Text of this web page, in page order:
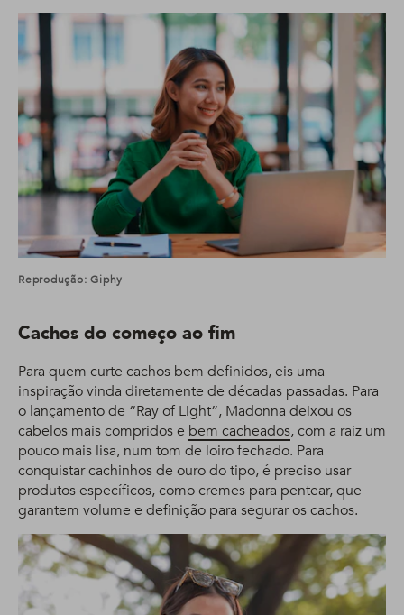
Reprodução: Giphy
Cachos do começo ao fim
Para quem curte cachos bem definidos, eis uma
inspiração vinda diretamente de décadas passadas. Para
o lançamento de “Ray of Light”, Madonna deixou os
cabelos mais compridos e bem cacheados, com a raiz um
pouco mais lisa, num tom de loiro fechado. Para
conquistar cachinhos de ouro do tipo, é preciso usar
produtos específicos, como cremes para pentear, que
garantem volume e definição para segurar os cachos.